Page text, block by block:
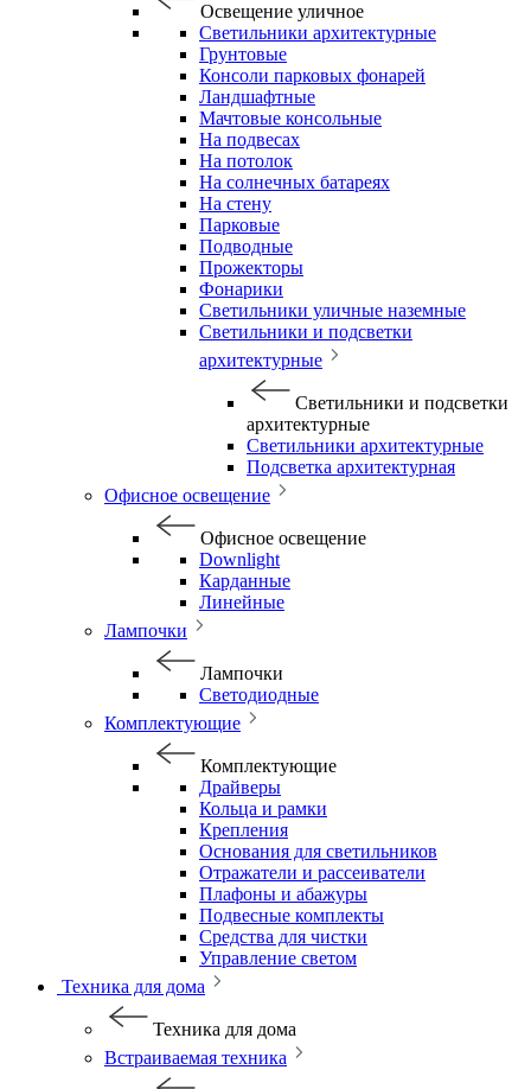
Освещение уличное
Светильники архитектурные
Грунтовые
Консоли парковых фонарей
Ландшафтные
Мачтовые консольные
На подвесах
На потолок
На солнечных батареях
На стену
Парковые
Подводные
Прожекторы
Фонарики
Светильники уличные наземные
Светильники и подсветки
архитектурные
Светильники и подсветки
архитектурные
Светильники архитектурные
Подсветка архитектурная
Офисное освещение
Офисное освещение
Downlight
Карданные
Линейные
Лампочки
Лампочки
Светодиодные
Комплектующие
Комплектующие
Драйверы
Кольца и рамки
Крепления
Основания для светильников
Отражатели и рассеиватели
Плафоны и абажуры
Подвесные комплекты
Средства для чистки
Управление светом
Техника для дома
Техника для дома
Встраиваемая техника